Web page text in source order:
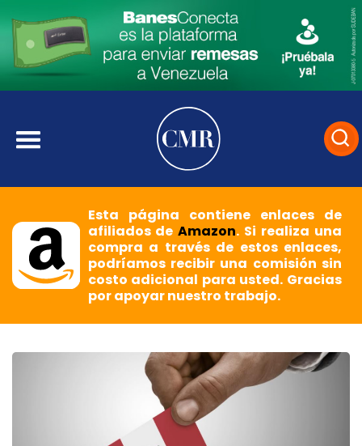
Esta página contiene enlaces de
afiliados deAmazon. Si realiza una
compra a través de estos enlaces,
podríamos recibir una comisión sin
costo adicional para usted. Gracias
por apoyar nuestro trabajo.